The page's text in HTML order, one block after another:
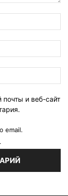
и веб-сайт
email.